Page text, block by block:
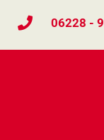
06228 -